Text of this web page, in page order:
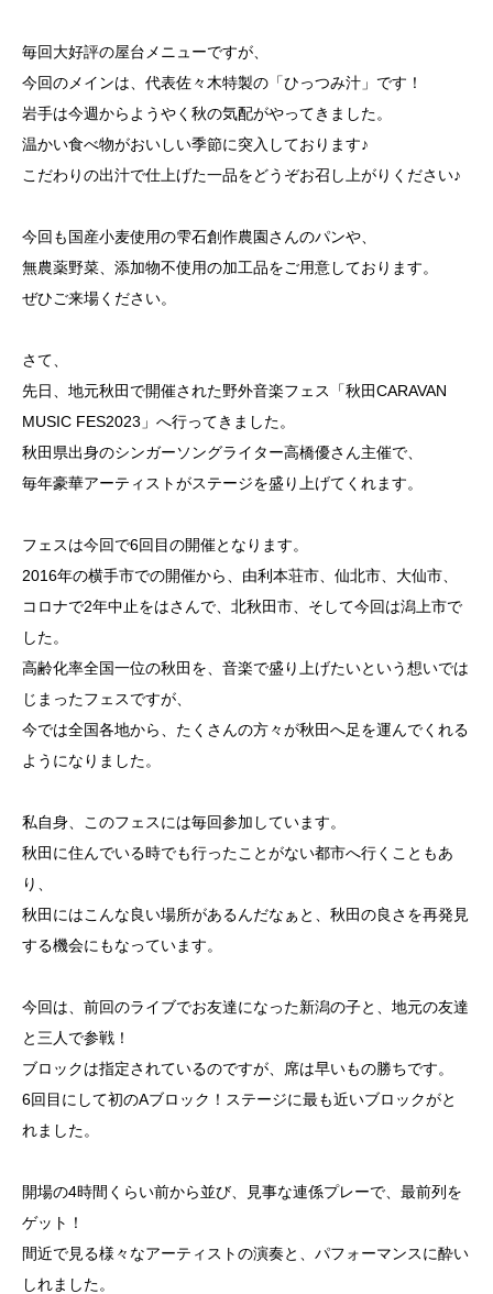
毎回大好評の屋台メニューですが、
今回のメインは、代表佐々木特製の「ひっつみ汁」です！
岩手は今週からようやく秋の気配がやってきました。
温かい食べ物がおいしい季節に突入しております♪
こだわりの出汁で仕上げた一品をどうぞお召し上がりください♪
今回も国産小麦使用の雫石創作農園さんのパンや、
無農薬野菜、添加物不使用の加工品をご用意しております。
ぜひご来場ください。
さて、
先日、地元秋田で開催された野外音楽フェス「秋田CARAVAN
MUSIC FES2023」へ行ってきました。
秋田県出身のシンガーソングライター高橋優さん主催で、
毎年豪華アーティストがステージを盛り上げてくれます。
フェスは今回で6回目の開催となります。
2016年の横手市での開催から、由利本荘市、仙北市、大仙市、
コロナで2年中止をはさんで、北秋田市、そして今回は潟上市で
した。
高齢化率全国一位の秋田を、音楽で盛り上げたいという想いでは
じまったフェスですが、
今では全国各地から、たくさんの方々が秋田へ足を運んでくれる
ようになりました。
私自身、このフェスには毎回参加しています。
秋田に住んでいる時でも行ったことがない都市へ行くこともあ
り、
秋田にはこんな良い場所があるんだなぁと、秋田の良さを再発見
する機会にもなっています。
今回は、前回のライブでお友達になった新潟の子と、地元の友達
と三人で参戦！
ブロックは指定されているのですが、席は早いもの勝ちです。
6回目にして初のAブロック！ステージに最も近いブロックがと
れました。
開場の4時間くらい前から並び、見事な連係プレーで、最前列を
ゲット！
間近で見る様々なアーティストの演奏と、パフォーマンスに酔い
しれました。